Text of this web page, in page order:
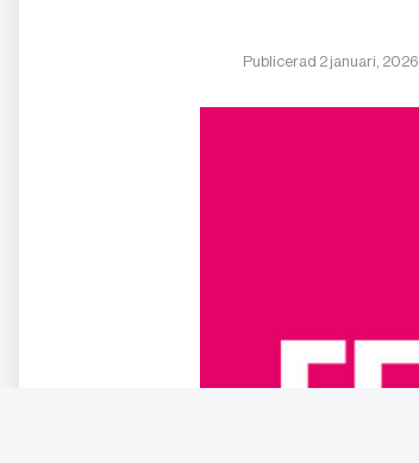
Publicerad 2 januari, 2026